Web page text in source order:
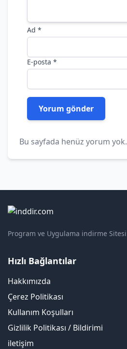
Ad *
E-posta *
Bu sayfada henüz yorum yok.
Program ve Uygulama indirme Sitesi
Hızlı Bağlantılar
Hakkımızda
Çerez Politikası
Kullanım Koşulları
Gizlilik Politikası / Bildirimi
iletişim